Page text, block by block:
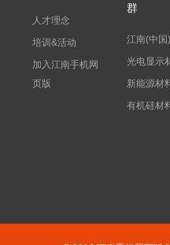
人才理念
培训&活动
加入江南手机网
页版
群
江南(中国)
光电显示
新能源材
有机硅材